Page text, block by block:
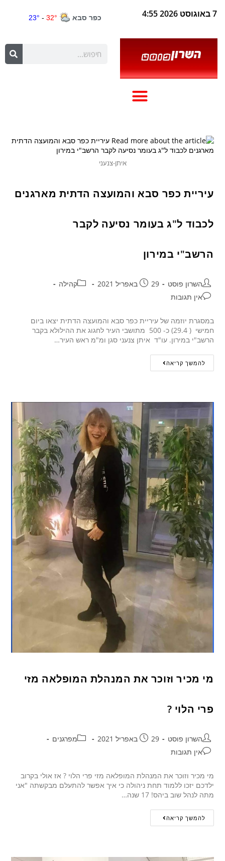
7 באוגוסט 2026 4:55
איתן-צנעני
עיריית כפר סבא והמועצה הדתית מארגנים
לכבוד ל"ג בעומר נסיעה לקבר
הרשב"י במירון
השרון פוסט 29 באפריל 2021
קהילה
אין תגובות
במסגרת יוזמה של עיריית כפר סבא והמועצה הדתית יצאו ביום
חמישי ( 29.4) כ- 500 מתושבי העיר לחגוג את ההילולא בקבר
הרשב"י במירון. עו"ד איתן צנעני סגן ומ"מ ראש העיר…
להמשך קריאה
מי מכיר וזוכר את המנהלת המופלאה מזי
פרי הלוי ?
השרון פוסט 29 באפריל 2021
מפרגנים
אין תגובות
מי מכיר וזוכר את המנהלת המופלאה מזי פרי הלוי ? אז אולי בקרוב
ילדכם יזכו ללמוד תחת ניהולה כי איך אפשר להתעלם מבקשתה "אני
מתה לנהל שוב ביהס! 17 שנה…
להמשך קריאה